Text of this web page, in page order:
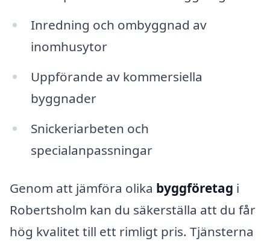
Inredning och ombyggnad av
inomhusytor
Uppförande av kommersiella
byggnader
Snickeriarbeten och
specialanpassningar
Genom att jämföra olika byggföretag i
Robertsholm kan du säkerställa att du får
hög kvalitet till ett rimligt pris. Tjänsterna